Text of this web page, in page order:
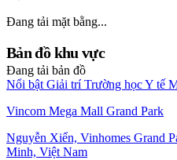
Đang tải mặt bằng...
Bản đồ khu vực
Đang tải bản đồ
Nổi bật Giải trí Trường họcY tế
Vincom Mega Mall Grand Park
Nguyễn Xiển, Vinhomes Grand
Minh, Việt Nam